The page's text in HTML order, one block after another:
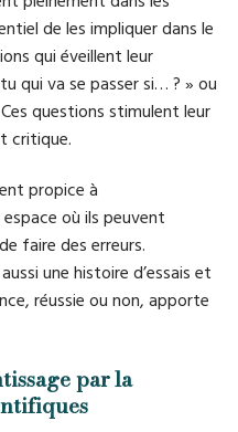
de les impliquer dans le
qui éveillent leur
qui va se passer si… ? » ou
questions stimulent leur
critique.
propice à
où ils peuvent
faire des erreurs.
une histoire d’essais et
réussie ou non, apporte
par la